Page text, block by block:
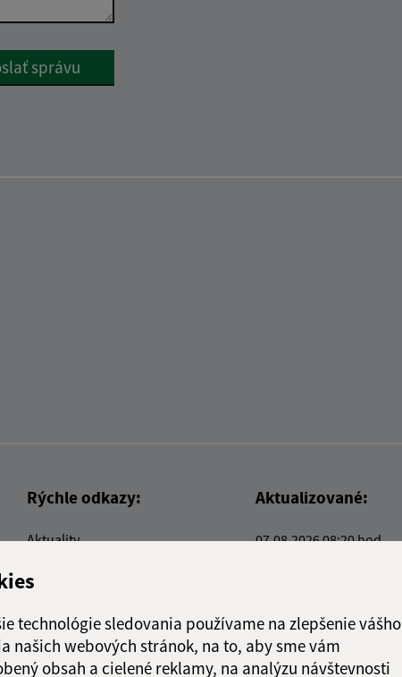
technológie sledovania používame na zlepšenie vášho
našich webových stránok, na to, aby sme vám
obsah a cielené reklamy, na analýzu návštevnosti
Response
správu
Rýchle odkazy:
Aktuality
E-služby
Triedenie odpadu
Aktualizované:
07.08.2026 08:20 hod.